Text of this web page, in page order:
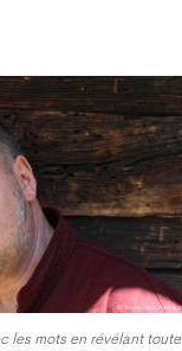
les mots en révélant toute